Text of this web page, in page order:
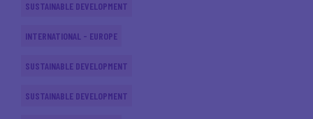
SUSTAINABLE DEVELOPMENT
INTERNATIONAL - EUROPE
SUSTAINABLE DEVELOPMENT
SUSTAINABLE DEVELOPMENT